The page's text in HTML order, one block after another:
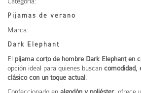
Pijamas de verano
Marca:
Dark Elephant
El pijama corto de hombre Dark Elephant en
opción ideal para quienes buscan comodidad,
clásico con un toque actual